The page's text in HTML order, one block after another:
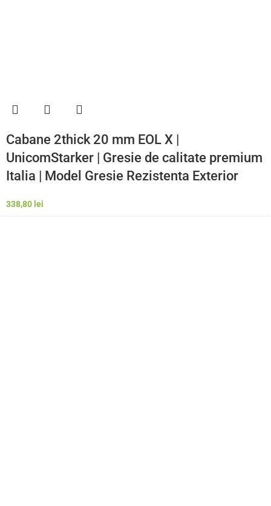
Cabane 2thick 20 mm EOL X |
UnicomStarker | Gresie de calitate premium
Italia | Model Gresie Rezistenta Exterior
338,80 lei